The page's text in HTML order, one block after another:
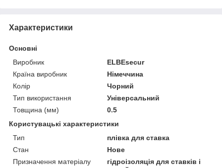
Характеристики
Основні
Виробник
ELBEsecur
Країна виробник
Німеччина
Колір
Чорний
Тип використання
Універсальний
Товщина (мм)
0.5
Користувацькі характеристики
Тип
плівка для ставка
Стан
Нове
Призначення матеріалу
гідроізоляція для ставків і